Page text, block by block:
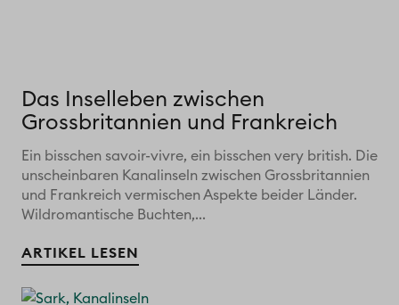
Das Inselleben zwischen
Grossbritannien und Frankreich
Ein bisschen savoir-vivre, ein bisschen very british. Die
unscheinbaren Kanalinseln zwischen Grossbritannien
und Frankreich vermischen Aspekte beider Länder.
Wildromantische Buchten,...
ARTIKEL LESEN